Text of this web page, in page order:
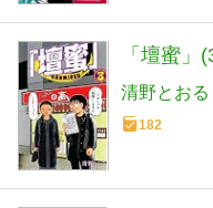
「壇蜜
清野とおる
182